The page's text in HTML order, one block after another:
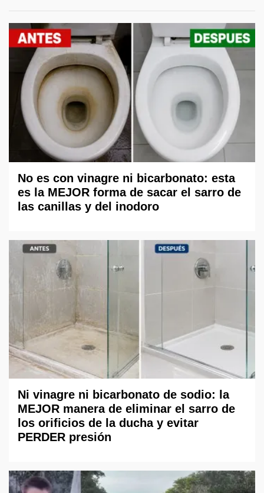
No es con vinagre ni bicarbonato: esta
es la MEJOR forma de sacar el sarro de
las canillas y del inodoro
Ni vinagre ni bicarbonato de sodio: la
MEJOR manera de eliminar el sarro de
los orificios de la ducha y evitar
PERDER presión